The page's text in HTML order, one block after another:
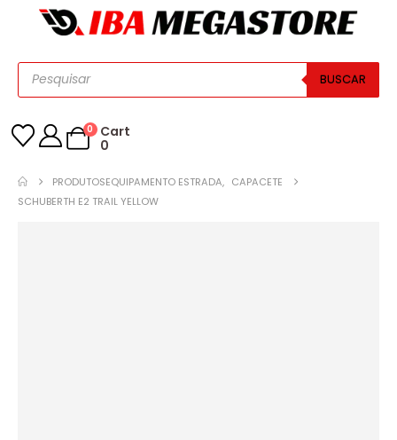
BUSCAR
0
Cart
0
PRODUTOSEQUIPAMENTO ESTRADA, CAPACETE
SCHUBERTH E2 TRAIL YELLOW